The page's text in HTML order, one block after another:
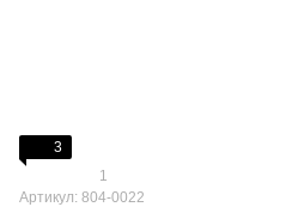
3
1
Артикул: 804-0022